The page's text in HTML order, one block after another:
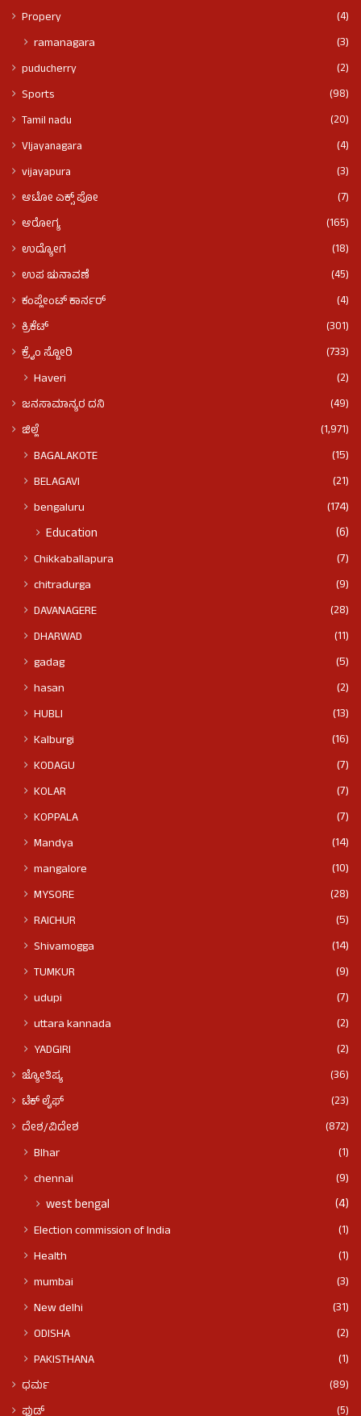
Propery
(4)
ramanagara (3)
puducherry
(2)
Sports
(98)
Tamil nadu
(20)
VIjayanagara
(4)
vijayapura
(3)
ಆಟೋ ಎಕ್ಸ್ ಪೋ
(7)
ಆರೋಗ್ಯ
(165)
ಉದ್ಯೋಗ
(18)
ಉಪ ಚುನಾವಣೆ
(45)
ಕಂಪ್ಲೇಂಟ್ ಕಾರ್ನರ್
(4)
ಕ್ರಿಕೆಟ್
(301)
ಕ್ರೈಂ ಸ್ಟೋರಿ
(733)
Haveri (2)
ಜನಸಾಮಾನ್ಯರ ದನಿ
(49)
ಜಿಲ್ಲೆ
(1,971)
BAGALAKOTE
(15)
BELAGAVI
(21)
bengaluru
(174)
Education (6)
Chikkaballapura
(7)
chitradurga
(9)
DAVANAGERE
(28)
DHARWAD
(11)
gadag
(5)
hasan
(2)
HUBLI
(13)
Kalburgi
(16)
KODAGU
(7)
KOLAR
(7)
KOPPALA
(7)
Mandya
(14)
mangalore
(10)
MYSORE
(28)
RAICHUR
(5)
Shivamogga
(14)
TUMKUR
(9)
udupi
(7)
uttara kannada
(2)
YADGIRI
(2)
ಜ್ಯೋತಿಷ್ಯ
(36)
ಟೆಕ್ ಲೈಫ್
(23)
ದೇಶ/ವಿದೇಶ
(872)
BIhar
(1)
chennai
(9)
west bengal (4)
Election commission of India
(1)
Health
(1)
mumbai
(3)
New delhi
(31)
ODISHA
(2)
PAKISTHANA
(1)
ಧರ್ಮ
(89)
ಫುಡ್​​
(5)